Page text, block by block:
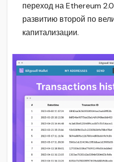
переход на Ethereum
развитию второй по
капитализации.